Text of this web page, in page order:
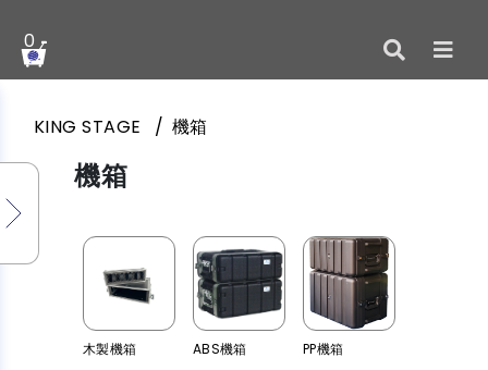
0
KING STAGE 機箱
機箱
木製機箱 ABS機箱 PP機箱